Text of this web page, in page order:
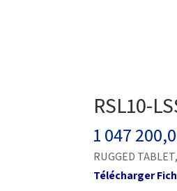
RSL10-
1 047
RUGGED
Télécharger